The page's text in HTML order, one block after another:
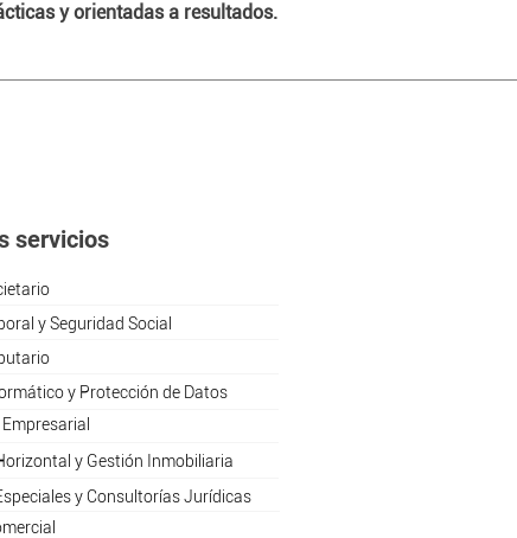
y orientadas a resultados.
servicios
y Seguridad Social
y Protección de Datos
y Gestión Inmobiliaria
y Consultorías Jurídicas